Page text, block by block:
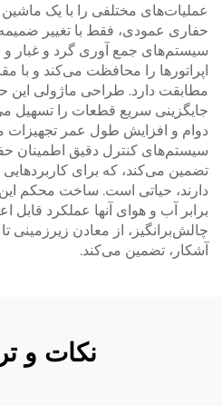
عملیات‌های مختلفی را با یک ماشین
حفاری عمودی، فقط با تغییر
سیستم‌های جمع آوری گرد و غبار
اپراتورها را محافظت می‌کند و با
مطابقت دارد. طراحی ماژولی این
جایگزینی سریع قطعات را تسهیل
دوام و افزایش طول عمر تجهیزات
سیستم‌های کنترل دقیق اطمینان
تضمین می‌کند، که برای
دارند، حیاتی است. ساخت محکم این
برابر آب و هوای آنها عملکرد قابل
چالش‌برانگیز، از معادن
آشکار، تضمین می‌کند.
نکات و